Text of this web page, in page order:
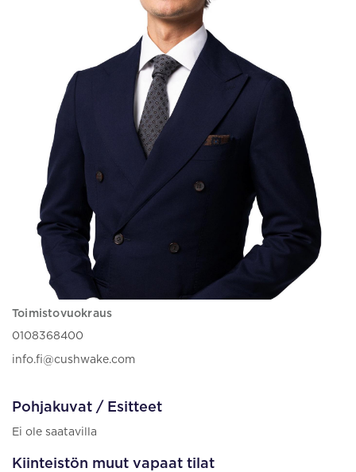
Toimistovuokraus
0108368400
info.fi@cushwake.com
Pohjakuvat / Esitteet
Ei ole saatavilla
Kiinteistön muut vapaat tilat